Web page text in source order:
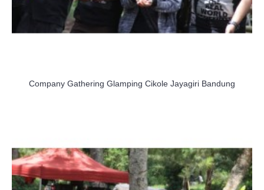
Company Gathering Glamping Cikole Jayagiri Bandung